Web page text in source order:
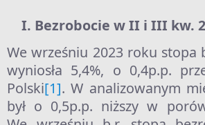
Bezrobocie w II i III kw.
We wrześniu 2023 roku stopa
wyniosła 5,4%, o 0,4p.p.
Polski[1]. W analizowanym
był o 0,5p.p. niższy w